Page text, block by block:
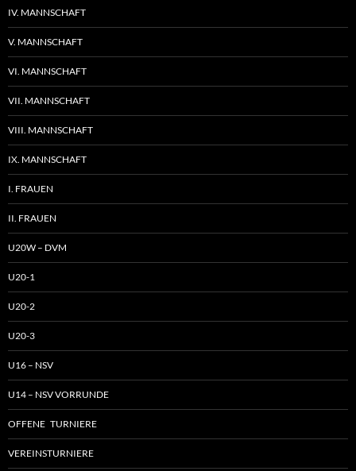
IV. MANNSCHAFT
V. MANNSCHAFT
VI. MANNSCHAFT
VII. MANNSCHAFT
VIII. MANNSCHAFT
IX. MANNSCHAFT
I. FRAUEN
II. FRAUEN
U20W – DVM
U20-1
U20-2
U20-3
U16 – NSV
U14 – NSV VORRUNDE
OFFENE TURNIERE
VEREINSTURNIERE